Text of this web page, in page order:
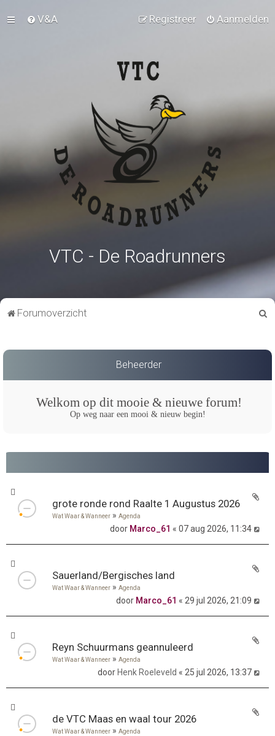
V&A Aanmelden
Registreer
VTC - De Roadrunners
Forumoverzicht
Beheerder
Welkom op dit mooie & nieuwe forum!
Op weg naar een mooi & nieuw begin!
grote ronde rond Raalte 1 Augustus 2026
Wat Waar & Wanneer » Agenda
door Marco_61 « 07 aug 2026, 11:34
Sauerland/Bergisches land
Wat Waar & Wanneer » Agenda
door Marco_61 « 29 jul 2026, 21:09
Reyn Schuurmans geannuleerd
Wat Waar & Wanneer » Agenda
door Henk Roeleveld « 25 jul 2026, 13:37
de VTC Maas en waal tour 2026
Wat Waar & Wanneer » Agenda